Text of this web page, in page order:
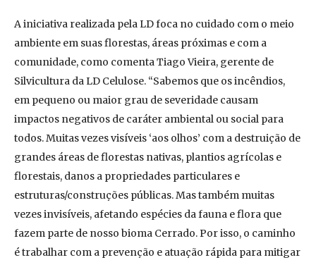
A iniciativa realizada pela LD foca no cuidado com o meio
ambiente em suas florestas, áreas próximas e com a
comunidade, como comenta Tiago Vieira, gerente de
Silvicultura da LD Celulose. “Sabemos que os incêndios,
em pequeno ou maior grau de severidade causam
impactos negativos de caráter ambiental ou social para
todos. Muitas vezes visíveis ‘aos olhos’ com a destruição de
grandes áreas de florestas nativas, plantios agrícolas e
florestais, danos a propriedades particulares e
estruturas/construções públicas. Mas também muitas
vezes invisíveis, afetando espécies da fauna e flora que
fazem parte de nosso bioma Cerrado. Por isso, o caminho
é trabalhar com a prevenção e atuação rápida para mitigar